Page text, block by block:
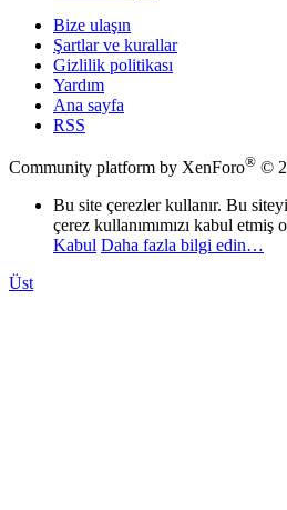
Bize ulaşın
Şartlar ve kurallar
Gizlilik politikası
Yardım
Ana sayfa
RSS
Community platform by XenForo® ©
Bu site çerezler kullanır. Bu
çerez kullanımımızı kabul etmiş
Kabul Daha fazla bilgi edin…
Üst